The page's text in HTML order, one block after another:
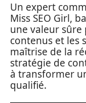
Un expert
Miss SEO Girl,
une valeur
contenus et les
maîtrise de la
stratégie de
à transformer
qualifié.